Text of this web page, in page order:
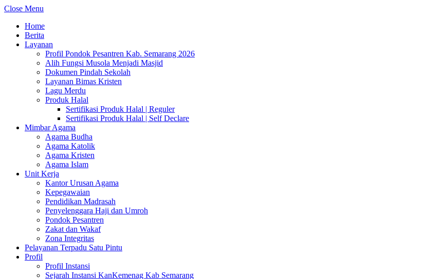
Close Menu
Home
Berita
Layanan
Profil Pondok Pesantren Kab. Semarang 2026
Alih Fungsi Musola Menjadi Masjid
Dokumen Pindah Sekolah
Layanan Bimas Kristen
Lagu Merdu
Produk Halal
Sertifikasi Produk Halal | Reguler
Sertifikasi Produk Halal | Self Declare
Mimbar Agama
Agama Budha
Agama Katolik
Agama Kristen
Agama Islam
Unit Kerja
Kantor Urusan Agama
Kepegawaian
Pendidikan Madrasah
Penyelenggara Haji dan Umroh
Pondok Pesantren
Zakat dan Wakaf
Zona Integritas
Pelayanan Terpadu Satu Pintu
Profil
Profil Instansi
Sejarah Instansi KanKemenag Kab Semarang